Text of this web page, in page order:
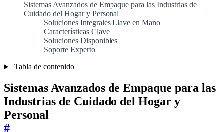
Sistemas Avanzados de Empaque para las Industrias de
Cuidado del Hogar y Personal
Soluciones Integrales Llave en Mano
Características Clave
Soluciones Disponibles
Soporte Experto
Tabla de contenido
Sistemas Avanzados de Empaque para las
Industrias de Cuidado del Hogar y
Personal
#